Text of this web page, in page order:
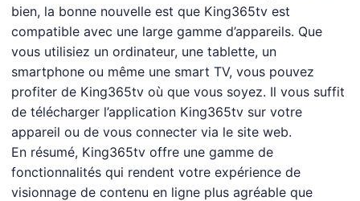
bien, la bonne nouvelle est que King365tv est
compatible avec une large gamme d’appareils. Que
vous utilisiez un ordinateur, une tablette, un
smartphone ou même une smart TV, vous pouvez
profiter de King365tv où que vous soyez. Il vous suffit
de télécharger l’application King365tv sur votre
appareil ou de vous connecter via le site web.
En résumé, King365tv offre une gamme de
fonctionnalités qui rendent votre expérience de
visionnage de contenu en ligne plus agréable que